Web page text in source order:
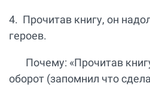
4. Прочитав книгу, он
героев.
Почему: «Прочитав
оборот (запомнил что